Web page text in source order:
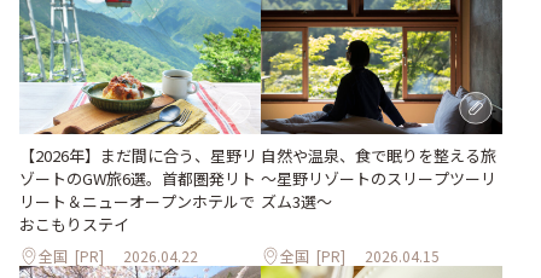
【2026年】まだ間に合う、星野リ
ゾートのGW旅6選。首都圏発リト
リート＆ニューオープンホテルで
おこもりステイ
全国 [PR] 2026.04.22
自然や温泉、食で眠りを整える旅
～星野リゾートのスリープツーリ
ズム3選～
全国 [PR] 2026.04.15